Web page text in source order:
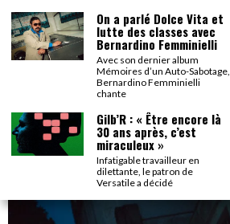
On a parlé Dolce Vita et
lutte des classes avec
Bernardino Femminielli
Avec son dernier album
Mémoires d’un Auto-Sabotage,
Bernardino Femminielli
chante
Gilb’R : « Être encore là
30 ans après, c’est
miraculeux »
Infatigable travailleur en
dilettante, le patron de
Versatile a décidé